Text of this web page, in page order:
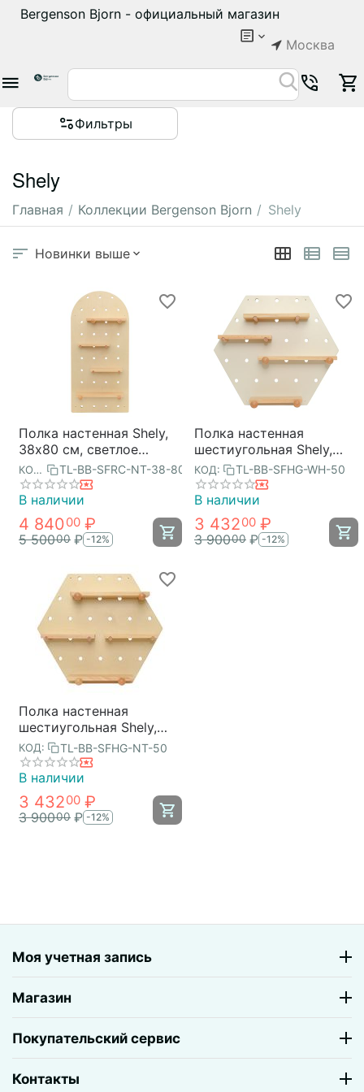
Bergenson Bjorn - официальный магазин
Москва
Фильтры
Shely
Главная / Коллекции Bergenson Bjorn / Shely
Новинки выше
Полка настенная Shely,
38х80 см, светлое
дерево, Bergenson Bjorn
КОД: TL-BB-SFRC-NT-38-80
В наличии
4 84000 ₽
5 50000 ₽ -12%
Полка настенная
шестиугольная Shely,
43х50 см, белая,
Bergenson Bjorn
КОД: TL-BB-SFHG-WH-50
В наличии
3 43200 ₽
3 90000 ₽ -12%
Полка настенная
шестиугольная Shely,
43х50 см, светлое
дерево, Bergenson Bjorn
КОД: TL-BB-SFHG-NT-50
В наличии
3 43200 ₽
3 90000 ₽ -12%
Моя учетная запись
Магазин
Покупательский сервис
Контакты